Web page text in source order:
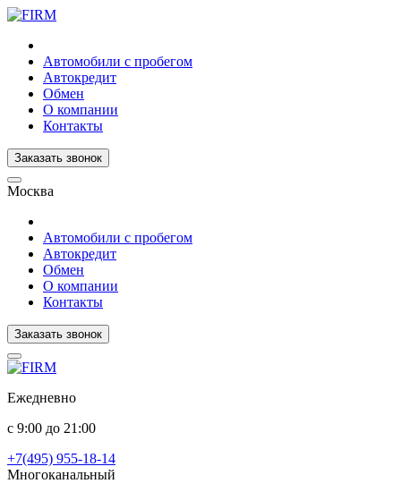
Автомобили с пробегом
Автокредит
Обмен
О компании
Контакты
Заказать звонок
Москва
Автомобили с пробегом
Автокредит
Обмен
О компании
Контакты
Заказать звонок
Ежедневно
с 9:00 до 21:00
+7(495) 955-18-14
Многоканальный